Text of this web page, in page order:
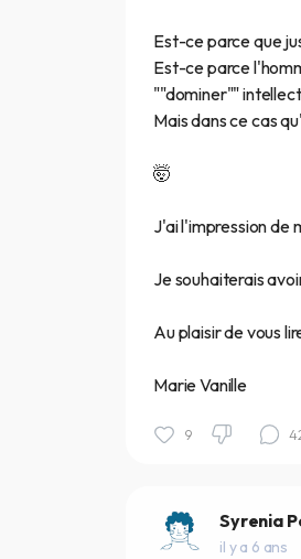
Est-ce parce que
Est-ce parce
""dominer""
Mais dans ce cas
🤯
J'ai l'impression de
Je souhaiterais
Au plaisir de vous
Marie Vanille
9
Syrenia
il y a 6 ans